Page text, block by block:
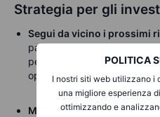
POLITICA
I nostri siti web utilizzano i
una migliore esperienza
ottimizzando e
Strategia per gli
Segui da vicino i prossimi
particolare l’EPS rettificato
per avere un quadro più
operativa sottostante.
Monitora la crescita